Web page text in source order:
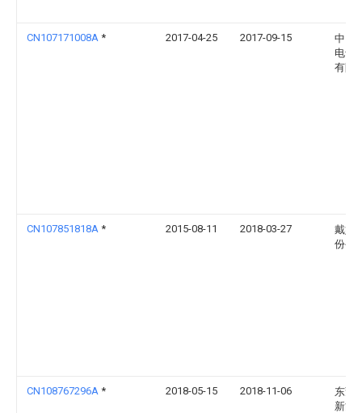
CN107171008A * 2017-04-25 2017-09-15
中国
电气
有限
CN107851818A * 2015-08-11 2018-03-27
戴姆
份公
CN108767296A * 2018-05-15 2018-11-06
东莞
新能